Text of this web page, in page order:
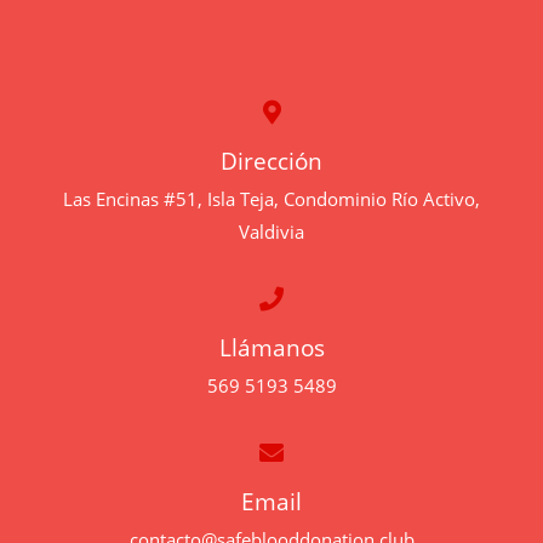
Dirección
Las Encinas #51, Isla Teja, Condominio Río Activo,
Valdivia
Llámanos
569 5193 5489
Email